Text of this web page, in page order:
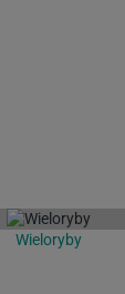
Wieloryby